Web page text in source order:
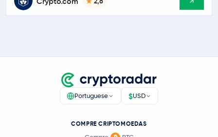
Portuguese $USD
COMPRE CRIPTOMOEDAS